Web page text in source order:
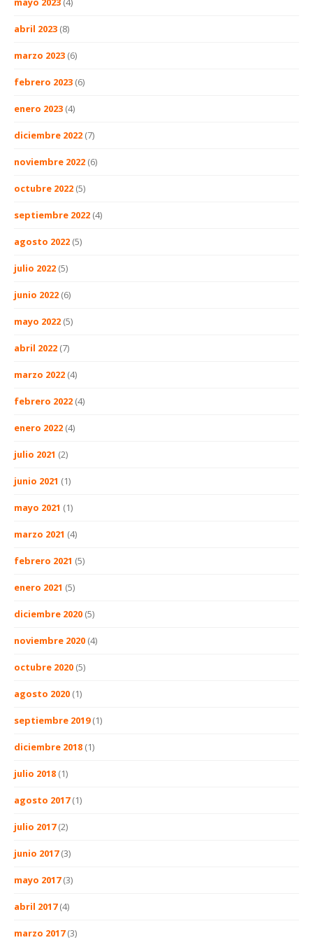
abril 2023 (8)
marzo 2023 (6)
febrero 2023 (6)
enero 2023 (4)
diciembre 2022 (7)
noviembre 2022 (6)
octubre 2022 (5)
septiembre 2022 (4)
agosto 2022 (5)
julio 2022 (5)
junio 2022 (6)
mayo 2022 (5)
abril 2022 (7)
marzo 2022 (4)
febrero 2022 (4)
enero 2022 (4)
julio 2021 (2)
junio 2021 (1)
mayo 2021 (1)
marzo 2021 (4)
febrero 2021 (5)
enero 2021 (5)
diciembre 2020 (5)
noviembre 2020 (4)
octubre 2020 (5)
agosto 2020 (1)
septiembre 2019(1)
diciembre 2018 (1)
julio 2018 (1)
agosto 2017(1)
julio 2017(2)
junio 2017(3)
mayo 2017(3)
abril 2017(4)
marzo 2017(3)